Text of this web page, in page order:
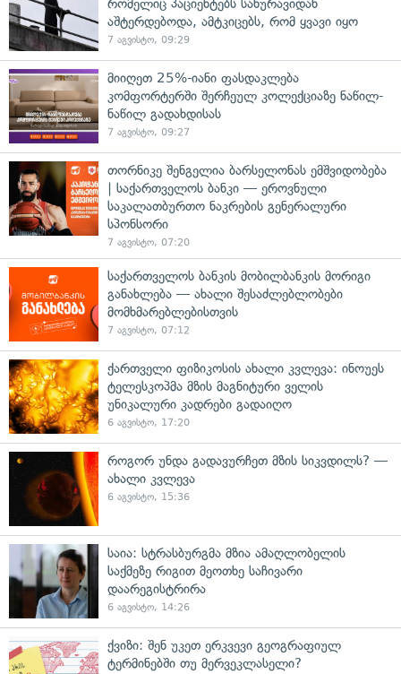
რომელიც პაციენტებს სახურავიდან
აშტერდებოდა, ამტკიცებს, რომ ყვავი იყო
7 აგვისტო, 09:29
მიიღეთ 25%-იანი ფასდაკლება
კომფორტერში შერჩეულ კოლექციაზე ნაწილ-
ნაწილ გადახდისას
7 აგვისტო, 09:27
თორნიკე შენგელია ბარსელონას ემშვიდობება
| საქართველოს ბანკი — ეროვნული
საკალათბურთო ნაკრების გენერალური
სპონსორი
7 აგვისტო, 07:20
საქართველოს ბანკის მობილბანკის მორიგი
განახლება — ახალი შესაძლებლობები
მომხმარებლებისთვის
7 აგვისტო, 07:12
ქართველი ფიზიკოსის ახალი კვლევა: ინოუეს
ტელესკოპმა მზის მაგნიტური ველის
უნიკალური კადრები გადაიღო
6 აგვისტო, 17:20
როგორ უნდა გადავურჩეთ მზის სიკვდილს? —
ახალი კვლევა
6 აგვისტო, 15:36
საია: სტრასბურგმა მზია ამაღლობელის
საქმეზე რიგით მეოთხე საჩივარი
დაარეგისტრირა
6 აგვისტო, 14:26
ქვიზი: შენ უკეთ ერკვევი გეოგრაფიულ
ტერმინებში თუ მერვეკლასელი?